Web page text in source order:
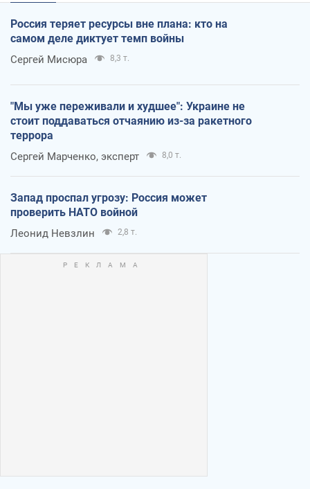
Россия теряет ресурсы вне плана: кто на
самом деле диктует темп войны
Сергей Мисюра 8,3 т.
"Мы уже переживали и худшее": Украине не
стоит поддаваться отчаянию из-за ракетного
террора
Сергей Марченко, эксперт 8,0 т.
Запад проспал угрозу: Россия может
проверить НАТО войной
Леонид Невзлин 2,8 т.